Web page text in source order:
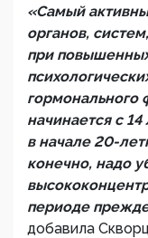
«Самый
органов,
при
гормонального
начинается с
в начале 20-
конечно, надо
периоде
добавила